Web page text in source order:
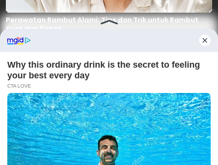
Perawatan Rambut Alami: Tips dan Trik untuk Rambut
Kuat dan Sehat
2 minggu yang lalu
Cara Mudah Menjaga
Kecantikan dengan Tips
Sederhana dan Praktis
2 minggu yang lalu
10 Tips Kecantikan untuk
Kulit Sehat dan Bersinar
2 minggu yang lalu